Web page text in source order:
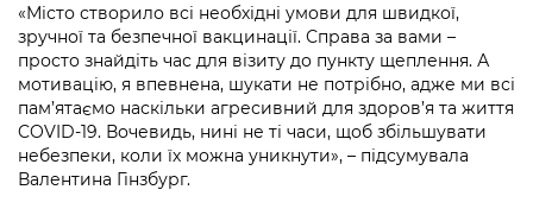
«Місто створило всі необхідні умови для швидкої,
зручної та безпечної вакцинації. Справа за вами –
просто знайдіть час для візиту до пункту щеплення. А
мотивацію, я впевнена, шукати не потрібно, адже ми всі
пам’ятаємо наскільки агресивний для здоров’я та життя
COVID-19. Вочевидь, нині не ті часи, щоб збільшувати
небезпеки, коли їх можна уникнути», – підсумувала
Валентина Гінзбург.